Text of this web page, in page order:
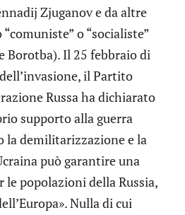
Zjuganov e da altre
o “socialiste”
Borotba). Il 25 febbraio di
il Partito
Russa ha dichiarato
supporto alla guerra
la demilitarizzazione e la
può garantire una
le popolazioni della Russia,
Nulla di cui